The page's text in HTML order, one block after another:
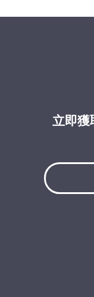
立即獲